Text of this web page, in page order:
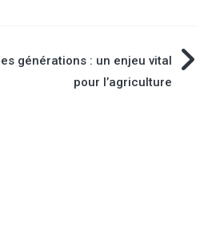
générations : un enjeu vital
pour l’agriculture